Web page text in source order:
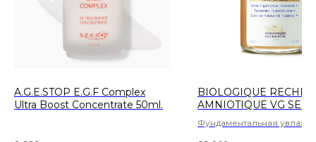
A.G.E.STOP E.G.F Complex
Ultra Boost Concentrate 50ml.
BIOLOGIQUE
AMNIOTIQUE VG
AUTHENTIQUE 30ml.
Фундаментальная